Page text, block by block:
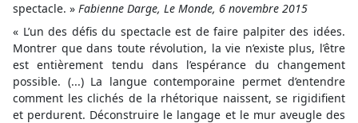
spectacle. » Fabienne Darge, Le Monde, 6 novembre 2015
« L’un des défis du spectacle est de faire palpiter des idées.
Montrer que dans toute révolution, la vie n’existe plus, l’être
est entièrement tendu dans l’espérance du changement
possible. (...) La langue contemporaine permet d’entendre
comment les clichés de la rhétorique naissent, se rigidifient
et perdurent. Déconstruire le langage et le mur aveugle des